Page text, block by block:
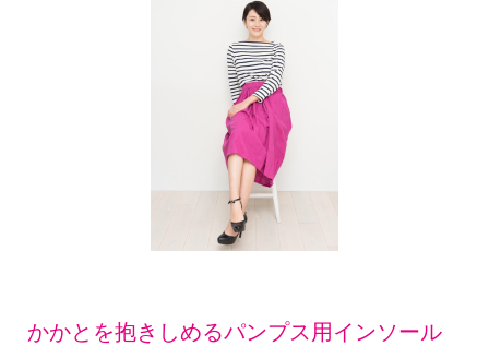
かかとを抱きしめるパンプス用インソール